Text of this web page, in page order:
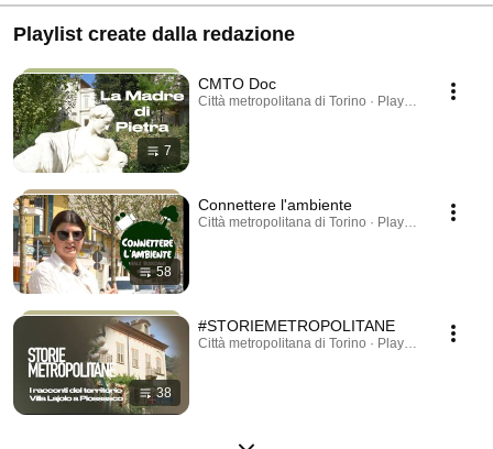
Playlist create dalla redazione
7
CMTO Doc
Città metropolitana di Torino · Playlist
58
Connettere l'ambiente
Città metropolitana di Torino · Playlist
38
#STORIEMETROPOLITANE
Città metropolitana di Torino · Playlist